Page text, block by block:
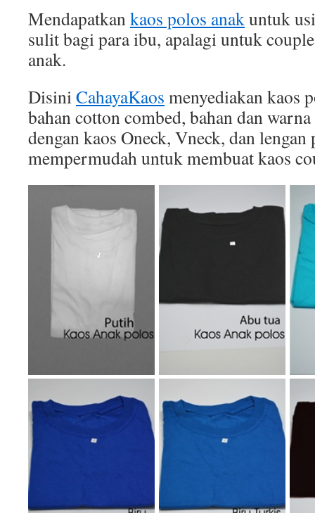
Mendapatkan kaos polos anak untuk
sulit bagi para ibu, apalagi untuk
anak.
Disini CahayaKaos menyediakan kaos
bahan cotton combed, bahan dan
dengan kaos Oneck, Vneck, dan
mempermudah untuk membuat kaos